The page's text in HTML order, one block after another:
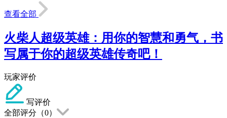
查看全部
火柴人超级英雄：用你的智慧和勇气，书
写属于你的超级英雄传奇吧！
玩家评价
写评价
全部评分（0）